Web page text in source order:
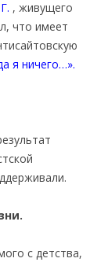
, живущего
что имеет
я ничего…».
с детства,